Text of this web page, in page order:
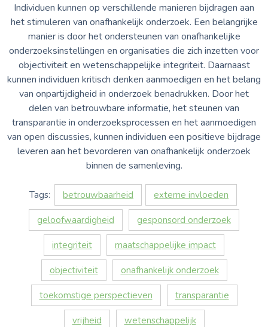
Individuen kunnen op verschillende manieren bijdragen aan
het stimuleren van onafhankelijk onderzoek. Een belangrijke
manier is door het ondersteunen van onafhankelijke
onderzoeksinstellingen en organisaties die zich inzetten voor
objectiviteit en wetenschappelijke integriteit. Daarnaast
kunnen individuen kritisch denken aanmoedigen en het belang
van onpartijdigheid in onderzoek benadrukken. Door het
delen van betrouwbare informatie, het steunen van
transparantie in onderzoeksprocessen en het aanmoedigen
van open discussies, kunnen individuen een positieve bijdrage
leveren aan het bevorderen van onafhankelijk onderzoek
binnen de samenleving.
Tags: betrouwbaarheid externe invloeden
geloofwaardigheid gesponsord onderzoek
integriteit maatschappelijke impact
objectiviteit onafhankelijk onderzoek
toekomstige perspectieven transparantie
vrijheid wetenschappelijk